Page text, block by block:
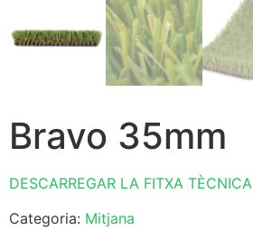
Bravo 35mm
DESCARREGAR LA FITXA TÈCNICA
Categoria: Mitjana